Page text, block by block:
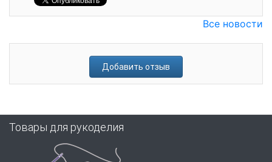
Все новости
Добавить отзыв
Товары для рукоделия